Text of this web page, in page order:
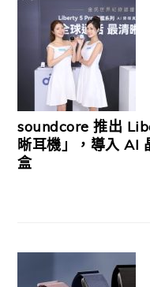
soundcore 推出
晰耳機」，導入 AI
盒